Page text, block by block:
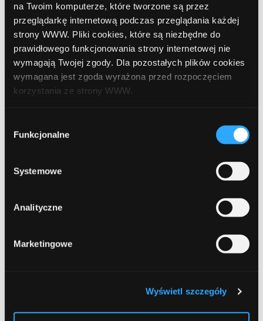
na Twoim komputerze, które tworzone są przez
przeglądarkę internetową podczas przeglądania każdej
strony WWW. Pliki cookies, które są niezbędne do
prawidłowego funkcjonowania strony internetowej nie
wymagają Twojej zgody. Dla pozostałych plików cookies
wymagana jest zgoda wyrażona przed rozpoczęciem
korzystania ze strony WWW.
formy korzystania z plików cookies. Więcej:
Polityka
zgody
Funkcjonalne
Systemowe
Analityczne
Marketingowe
Wyświetl szczegóły
październik 2020
wrzesień 2020
sierpień 2020
lipiec 2020
kwiecień 2020
październik 2019